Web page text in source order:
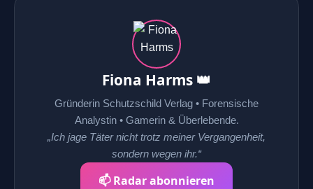
Fiona Harms 👑
Gründerin Schutzschild Verlag • Forensische
Analystin • Gamerin & Überlebende.
„Ich jage Täter nicht trotz meiner Vergangenheit,
sondern wegen ihr.“
📫 Radar abonnieren